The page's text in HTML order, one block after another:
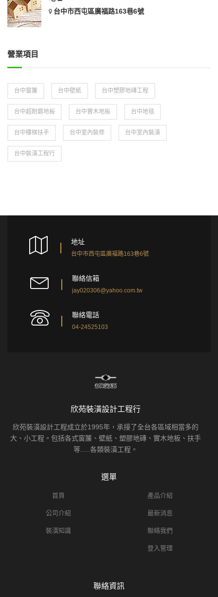
台中市西屯區廣福路163巷6號
營業項目
台中窗簾 台中壁紙 台中塑膠地磚工程
台中超耐磨地板 台中實木地板 台中地毯
台中樓梯扶手 台中室內裝修 台中室內裝潢
台中裝潢工程行
地址
台中市西屯區廣福路163巷6號
聯絡信箱
jay020306@yahoo.com.tw
聯絡電話
04-24525103
欣苑裝潢設計工程行
欣苑裝潢設計工程成立於1995年，承接了全台各區域相當多的
大、小工程。包括各式窗簾、壁紙、塑膠地磚、實木地板、扶手
等.....各類裝潢工程。
選單
首頁
公司介紹
裝潢知識
產品介紹
最新消息
聯絡我們
登入管理
聯絡資訊